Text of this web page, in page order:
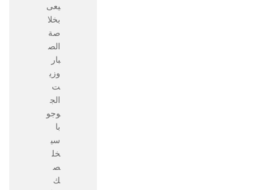
يعى
بخلا
صة
الص
بار
وزي
ت
الج
وجو
با
سي
خل
ص
ك